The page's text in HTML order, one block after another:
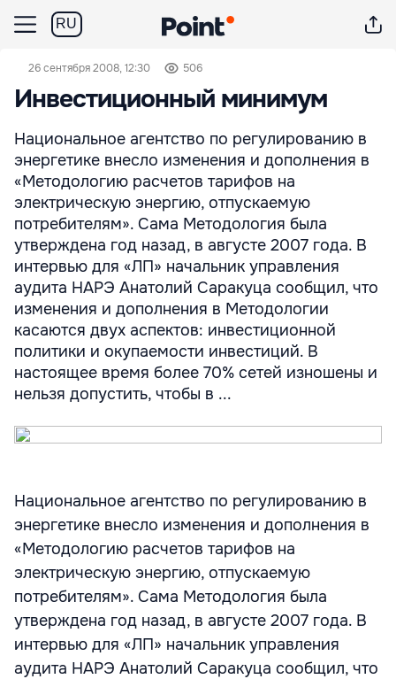
RU
26 сентября 2008, 12:30 506
Инвестиционный минимум
Национальное агентство по регулированию в
энергетике внесло изменения и дополнения в
«Методологию расчетов тарифов на
электрическую энергию, отпускаемую
потребителям». Сама Методология была
утверждена год назад, в августе 2007 года. В
интервью для «ЛП» начальник управления
аудита НАРЭ Анатолий Саракуца сообщил, что
изменения и дополнения в Методологии
касаются двух аспектов: инвестиционной
политики и окупаемости инвестиций. В
настоящее время более 70% сетей изношены и
нельзя допустить, чтобы в ...
Национальное агентство по регулированию в
энергетике внесло изменения и дополнения в
«Методологию расчетов тарифов на
электрическую энергию, отпускаемую
потребителям». Сама Методология была
утверждена год назад, в августе 2007 года. В
интервью для «ЛП» начальник управления
аудита НАРЭ Анатолий Саракуца сообщил, что